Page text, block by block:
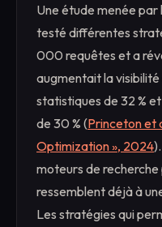
Une étude menée par
testé différentes
000 requêtes et a
augmentait la visibilité
statistiques de 32 %
de 30 % (Princeton et
Optimization », 2024
moteurs de
ressemblent déjà à
Les stratégies qui